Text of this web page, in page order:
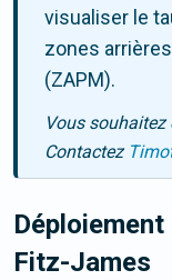
visualiser le
zones
(ZAPM).
Vous
Contactez
Fitz-James